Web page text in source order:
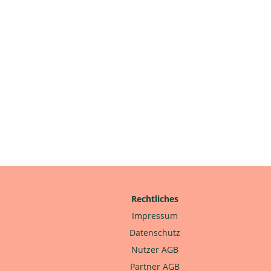
Rechtliches
Impressum
Datenschutz
Nutzer AGB
Partner AGB